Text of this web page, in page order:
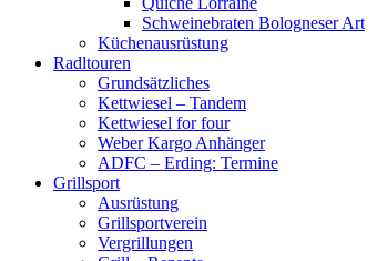
Schweinebraten Bologneser Art
Küchenausrüstung
Radltouren
Grundsätzliches
Kettwiesel – Tandem
Kettwiesel for four
Weber Kargo Anhänger
ADFC – Erding: Termine
Grillsport
Ausrüstung
Grillsportverein
Vergrillungen